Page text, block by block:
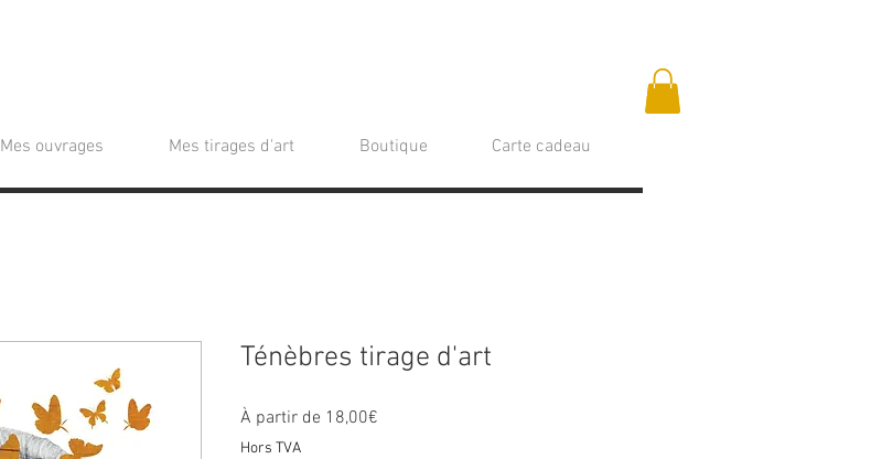
Mes ouvrages Mes tirages d'art Boutique Carte cadeau
Ténèbres tirage d'art
À partir de 18,00€
Hors TVA